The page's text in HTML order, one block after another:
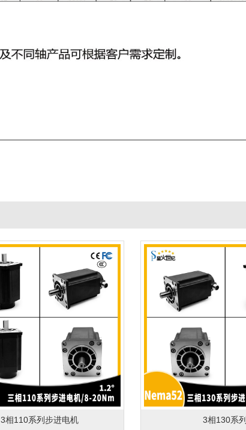
3相110系列步进电机 3相130系列